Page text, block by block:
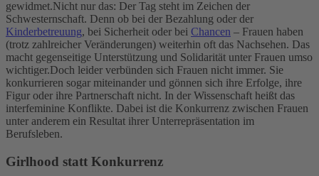
gewidmet.Nicht nur das: Der Tag steht im Zeichen der
Schwesternschaft. Denn ob bei der Bezahlung oder der
Kinderbetreuung, bei Sicherheit oder bei Chancen – Frauen haben
(trotz zahlreicher Veränderungen) weiterhin oft das Nachsehen. Das
macht gegenseitige Unterstützung und Solidarität unter Frauen umso
wichtiger.Doch leider verbünden sich Frauen nicht immer. Sie
konkurrieren sogar miteinander und gönnen sich ihre Erfolge, ihre
Figur oder ihre Partnerschaft nicht. In der Wissenschaft heißt das
interfeminine Konflikte. Dabei ist die Konkurrenz zwischen Frauen
unter anderem ein Resultat ihrer Unterrepräsentation im
Berufsleben.
Girlhood statt Konkurrenz